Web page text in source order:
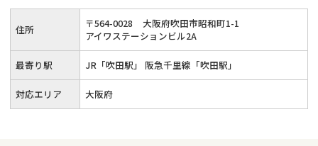
住所 〒564-0028
大阪府吹田市昭和町1-1
アイワステーションビル2A
最寄り駅 JR「吹田駅」 阪急千里線「吹田駅」
対応エリア 大阪府